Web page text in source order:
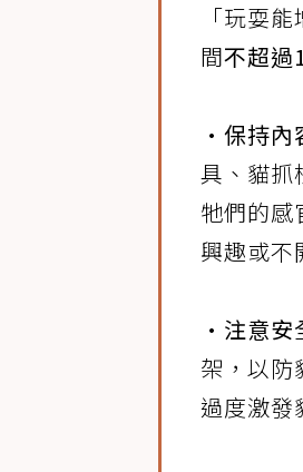
「玩耍
間不超過
•保持內
具、貓抓
牠們的感
興趣或不
•注意安
架，以防
過度激發